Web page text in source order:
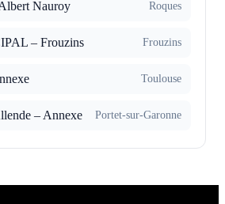
Nauroy Roques
– Frouzins Frouzins
Toulouse
– Annexe Portet-sur-Garonne